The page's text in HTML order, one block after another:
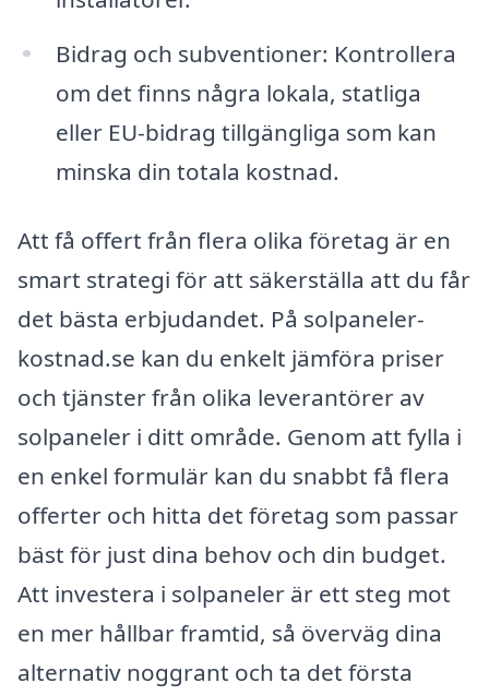
Bidrag och subventioner: Kontrollera
om det finns några lokala, statliga
eller EU-bidrag tillgängliga som kan
minska din totala kostnad.
Att få offert från flera olika företag är en
smart strategi för att säkerställa att du får
det bästa erbjudandet. På solpaneler-
kostnad.se kan du enkelt jämföra priser
och tjänster från olika leverantörer av
solpaneler i ditt område. Genom att fylla i
en enkel formulär kan du snabbt få flera
offerter och hitta det företag som passar
bäst för just dina behov och din budget.
Att investera i solpaneler är ett steg mot
en mer hållbar framtid, så överväg dina
alternativ noggrant och ta det första